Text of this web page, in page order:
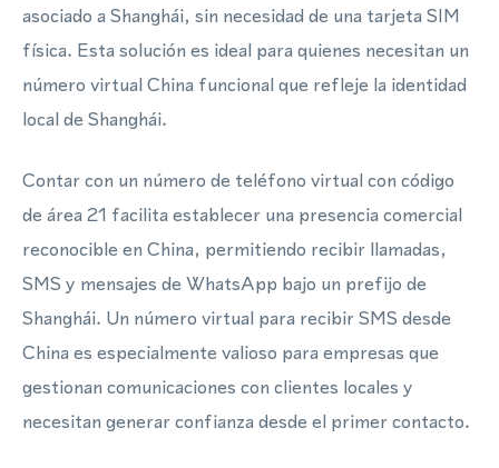
asociado a Shanghái, sin necesidad de una tarjeta SIM
física. Esta solución es ideal para quienes necesitan un
número virtual China funcional que refleje la identidad
local de Shanghái.
Contar con un número de teléfono virtual con código
de área 21 facilita establecer una presencia comercial
reconocible en China, permitiendo recibir llamadas,
SMS y mensajes de WhatsApp bajo un prefijo de
Shanghái. Un número virtual para recibir SMS desde
China es especialmente valioso para empresas que
gestionan comunicaciones con clientes locales y
necesitan generar confianza desde el primer contacto.